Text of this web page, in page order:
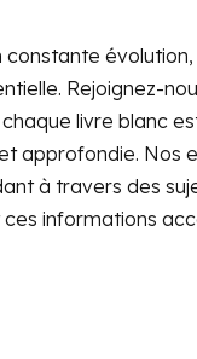
constante
Rejoignez-
livre blanc
approfondie. Nos
à travers des
informations